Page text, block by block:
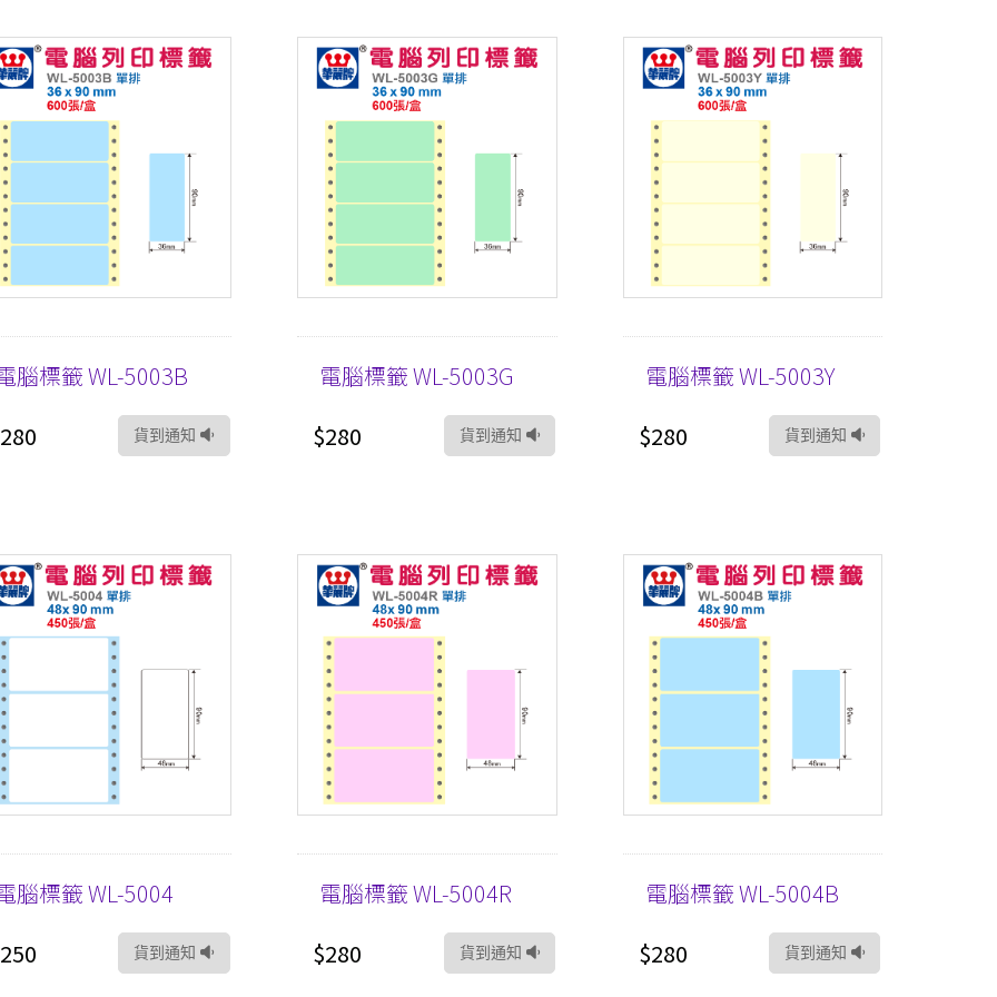
腦標籤 WL-5003B
貨到通知
電腦標籤 WL-5003G
$280
貨到通知
電腦標籤 WL-5003Y
$280
貨到通知
腦標籤 WL-5004
貨到通知
電腦標籤 WL-5004R
$280
貨到通知
電腦標籤 WL-5004B
$280
貨到通知